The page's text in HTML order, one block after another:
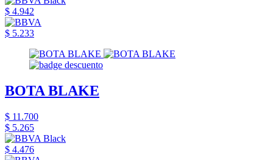
$ 4.942
$ 5.233
BOTA BLAKE
$ 11.700
$ 5.265
$ 4.476